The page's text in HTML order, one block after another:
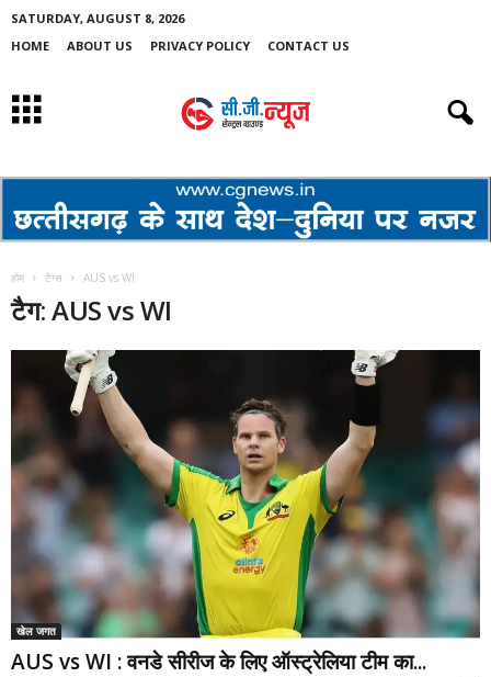
SATURDAY, AUGUST 8, 2026
HOME
ABOUT US PRIVACY POLICY CONTACT US
होम टैग्स AUS vs WI
टैग: AUS vs WI
खेल जगत
AUS vs WI : वनडे सीरीज के लिए ऑस्ट्रेलिया टीम का...